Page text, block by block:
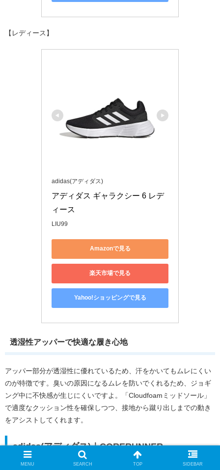
【レディース】
adidas(アディダス)
アディダス ギャラクシー 6 レデ
ィース
LIU99
Amazonで見る
楽天市場で見る
Yahoo!ショッピングで見る
透湿性アッパーで快適な履き心地
アッパー部分が透湿性に優れているため、汗をかいてもムレにくい
のが特徴です。臭いの原因になるムレを防いでくれるため、ジョギ
ング中に不快感が生じにくいですよ。「Cloudfoamミッドソール」
で適度なクッション性を確保しつつ、接地から蹴り出しまでの動き
をアシストしてくれます。
adidas(アディダス)｜CORERUNNER
MENU SEARCH TOP SIDEBAR